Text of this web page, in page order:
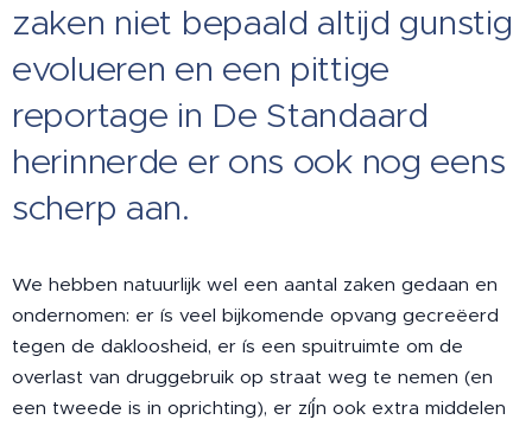
zaken niet bepaald altijd gunstig
evolueren en een pittige
reportage in De Standaard
herinnerde er ons ook nog eens
scherp aan.
We hebben natuurlijk wel een aantal zaken gedaan en
ondernomen: er ís veel bijkomende opvang gecreëerd
tegen de dakloosheid, er ís een spuitruimte om de
overlast van druggebruik op straat weg te nemen (en
een tweede is in oprichting), er zíj́n ook extra middelen